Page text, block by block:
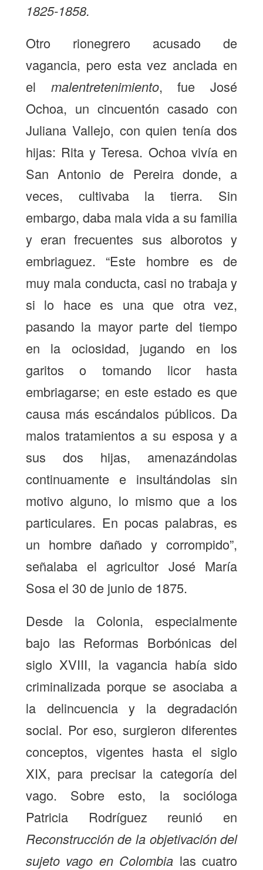
1825-1858.
Otro rionegrero acusado de
vagancia, pero esta vez anclada en
el malentretenimiento, fue José
Ochoa, un cincuentón casado con
Juliana Vallejo, con quien tenía dos
hijas: Rita y Teresa. Ochoa vivía en
San Antonio de Pereira donde, a
veces, cultivaba la tierra. Sin
embargo, daba mala vida a su familia
y eran frecuentes sus alborotos y
embriaguez. “Este hombre es de
muy mala conducta, casi no trabaja y
si lo hace es una que otra vez,
pasando la mayor parte del tiempo
en la ociosidad, jugando en los
garitos o tomando licor hasta
embriagarse; en este estado es que
causa más escándalos públicos. Da
malos tratamientos a su esposa y a
sus dos hijas, amenazándolas
continuamente e insultándolas sin
motivo alguno, lo mismo que a los
particulares. En pocas palabras, es
un hombre dañado y corrompido”,
señalaba el agricultor José María
Sosa el 30 de junio de 1875.
Desde la Colonia, especialmente
bajo las Reformas Borbónicas del
siglo XVIII, la vagancia había sido
criminalizada porque se asociaba a
la delincuencia y la degradación
social. Por eso, surgieron diferentes
conceptos, vigentes hasta el siglo
XIX, para precisar la categoría del
vago. Sobre esto, la socióloga
Patricia Rodríguez reunió en
Reconstrucción de la objetivación del
sujeto vago en Colombia las cuatro